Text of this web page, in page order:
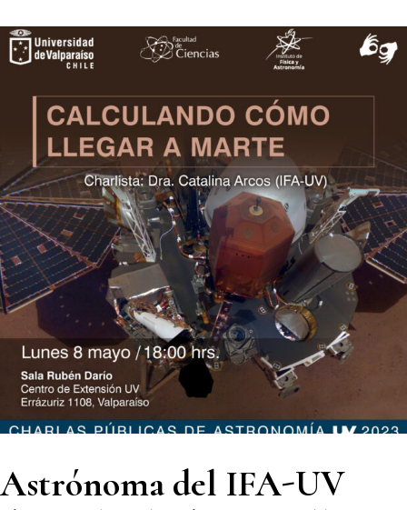
Astrónoma del IFA-UV